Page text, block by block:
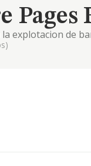
Pages
explotacion de